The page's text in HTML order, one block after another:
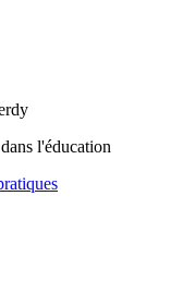
l'éducation